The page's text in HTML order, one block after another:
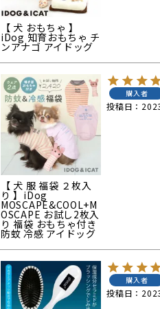
【 犬 おもちゃ 】
iDog 知育おもちゃ チ
ンアナゴ アイドッグ
【 犬 服 福袋 ２枚入
り 】iDog
MOSCAPE&COOL+M
OSCAPE お試し2枚入
り 福袋 おもちゃ付き
防蚊 冷感 アイドッグ
購入者
投稿日
購入者
投稿日